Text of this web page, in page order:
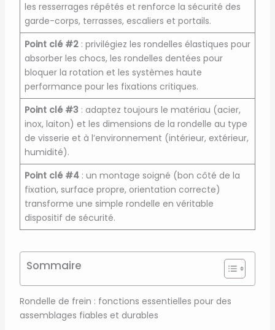
les resserrages répétés et renforce la sécurité des
garde-corps, terrasses, escaliers et portails.
Point clé #2: privilégiez les rondelles élastiques pour
absorber les chocs, les rondelles dentées pour
bloquer la rotation et les systèmes haute
performance pour les fixations critiques.
Point clé #3 : adaptez toujours le matériau (acier,
inox, laiton) et les dimensions de la rondelle au type
de visserie et à l’environnement (intérieur, extérieur,
humidité).
Point clé #4: un montage soigné (bon côté de la
fixation, surface propre, orientation correcte)
transforme une simple rondelle en véritable
dispositif de sécurité.
Sommaire
Rondelle de frein : fonctions essentielles pour des
assemblages fiables et durables